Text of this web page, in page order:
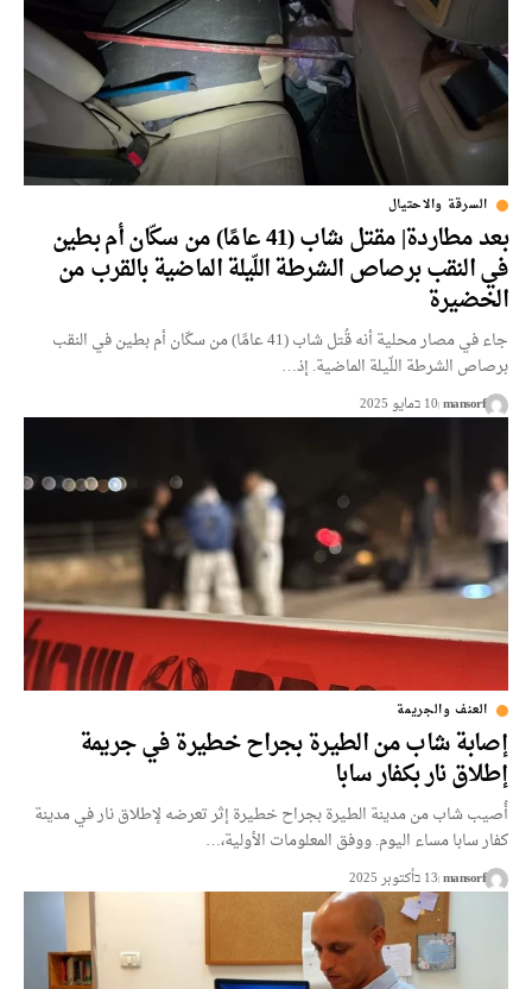
السرقة والاحتيال
بعد مطاردة| مقتل شاب (41 عامًا) من سكّان أم بطين
في النقب برصاص الشرطة اللّيلة الماضية بالقرب من
الخضيرة
جاء في مصار محلية أنه قُتل شاب (41 عامًا) من سكّان أم بطين في النقب
برصاص الشرطة اللّيلة الماضية. إذ…
mansorf10 בمايو 2025
العنف والجريمة
إصابة شاب من الطيرة بجراح خطيرة في جريمة
إطلاق نار بكفار سابا
أُصيب شاب من مدينة الطيرة بجراح خطيرة إثر تعرضه لإطلاق نار في مدينة
كفار سابا مساء اليوم. ووفق المعلومات الأولية،…
mansorf13 בأكتوبر 2025